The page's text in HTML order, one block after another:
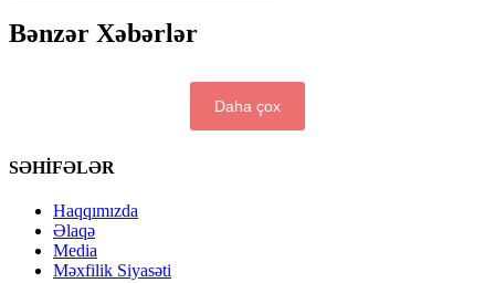
Bənzər Xəbərlər
Daha çox
SƏHİFƏLƏR
Haqqımızda
Əlaqə
Media
Məxfilik Siyasəti